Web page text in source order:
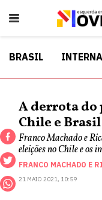
BRASIL
A derrota
Chile e
Franco Machado e
eleições no Chile e os
FRANCO MACHADO E
21 MAIO 2021, 10:59